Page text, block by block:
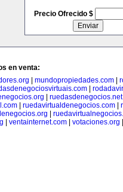
Precio Ofrecido $
en venta:
mundopropiedades.com|
|
ruedasdenegocios.net
| ruedavirtualdenegocios.com|
ventainternet.com votaciones.org